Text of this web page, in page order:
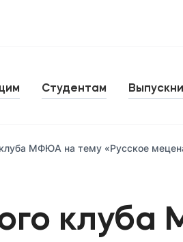
Студентам
клуба МФЮА на тему «Русское